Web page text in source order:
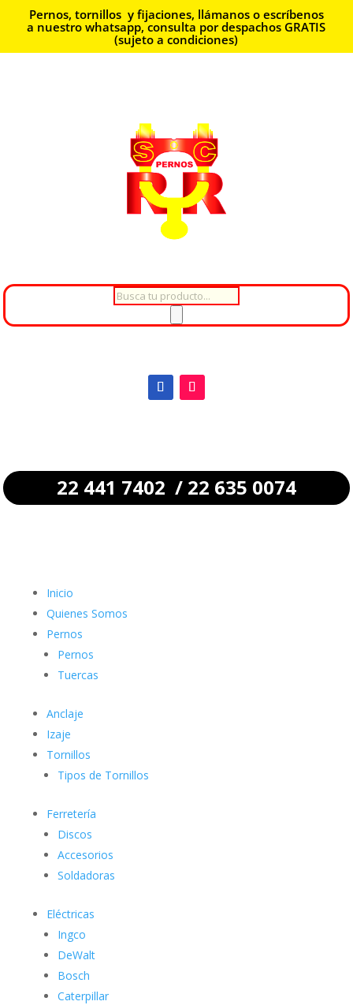
Pernos, tornillos y fijaciones, llámanos o escríbenos
a nuestro whatsapp, consulta por despachos GRATIS
(sujeto a condiciones)
Búsqueda
productos
22 441 7402 / 22 635 0074
Inicio
Quienes Somos
Pernos
Pernos
Tuercas
Anclaje
Izaje
Tornillos
Tipos de Tornillos
Ferretería
Discos
Accesorios
Soldadoras
Eléctricas
Ingco
DeWalt
Bosch
Caterpillar